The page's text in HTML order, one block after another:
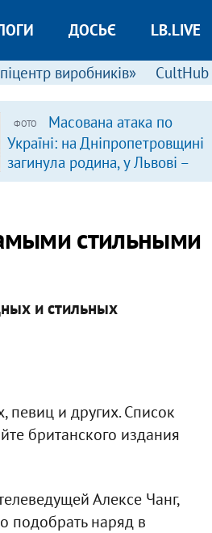
ДОСЬЄ LB.LIVE
виробників» CultHub
ФОТО
Масована атака по
Україні: на Дніпропетровщині
загинула родина, у Львові –
удар по багатоповерхівках
стильными
и стильных
певиц и других. Список
британского издания
Алексе Чанг,
подобрать наряд в